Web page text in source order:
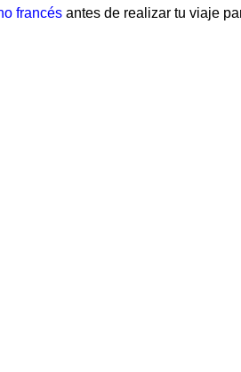
francés antes de realizar tu viaje